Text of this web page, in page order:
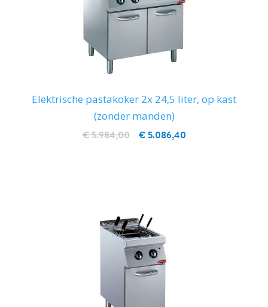
Elektrische pastakoker 2x 24,5 liter, op kast
(zonder manden)
€ 5.086,40
€ 5.984,00